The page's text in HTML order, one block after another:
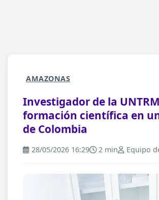
AMAZONAS
Investigador de la
formación científica en
de Colombia
28/05/2026 16:29 2 min Equipo